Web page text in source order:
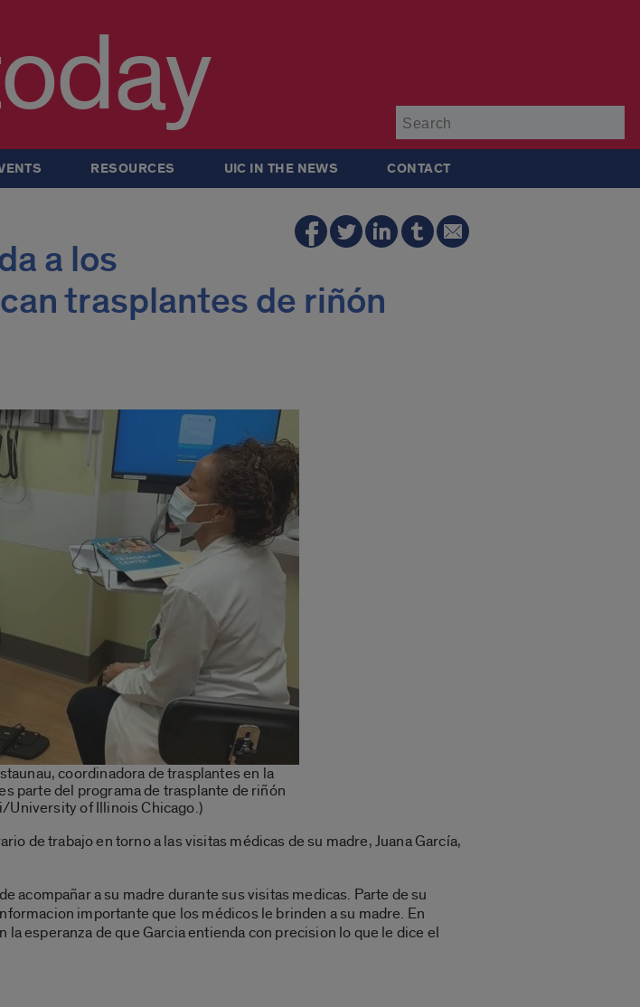
RESOURCES UIC IN THE NEWS CONTACT
a los
trasplantes de riñón
coordinadora de trasplantes en la
parte del programa de trasplante de riñón
University of Illinois Chicago.)
de trabajo en torno a las visitas médicas de su madre, Juana García,
acompañar a su madre durante sus visitas medicas. Parte de su
importante que los médicos le brinden a su madre. En
esperanza de que Garcia entienda con precision lo que le dice el